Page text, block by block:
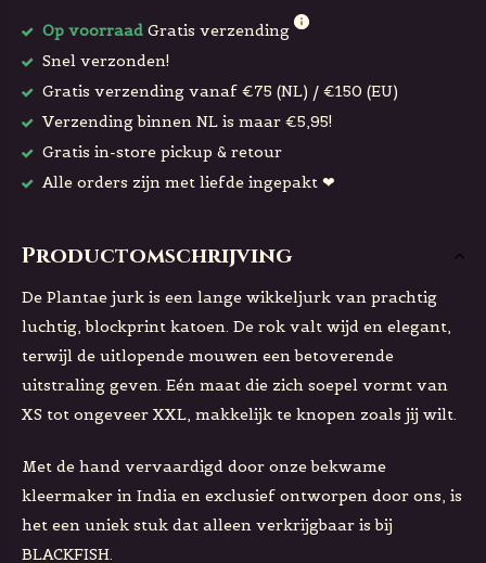
Op voorraad Gratis verzending
Snel verzonden!
Gratis verzending vanaf €75 (NL) / €150 (EU)
Verzending binnen NL is maar €5,95!
Gratis in-store pickup & retour
Alle orders zijn met liefde ingepakt ❤
Productomschrijving
De Plantae jurk is een lange wikkeljurk van prachtig
luchtig, blockprint katoen. De rok valt wijd en elegant,
terwijl de uitlopende mouwen een betoverende
uitstraling geven. Eén maat die zich soepel vormt van
XS tot ongeveer XXL, makkelijk te knopen zoals jij wilt.
Met de hand vervaardigd door onze bekwame
kleermaker in India en exclusief ontworpen door ons, is
het een uniek stuk dat alleen verkrijgbaar is bij
BLACKFISH.